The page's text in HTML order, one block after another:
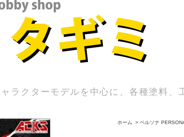
ラクターモデルを中心に、各種塗料、
ホーム > ペルソナ